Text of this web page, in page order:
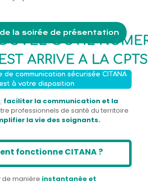
la soirée de présentation
OUTIL
ARRIVE A LA CPTS
de communication sécurisée CITANA
à votre disposition
: faciliter la communication et la
professionnels de santé du territoire
la vie des soignants.
fonctionne CITANA ?
de manière instantanée et